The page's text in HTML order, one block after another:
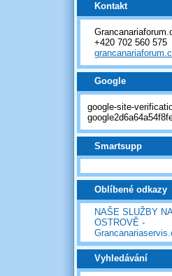
Kontakt
+420 702 560 575
Google
google-site-
Smartsupp
Oblíbené odkazy
NAŠE SLUŽBY NA
OSTROVĚ -
Vyhledávání